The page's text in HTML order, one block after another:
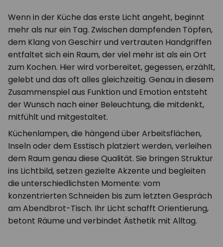
Wenn in der Küche das erste Licht angeht, beginnt
mehr als nur ein Tag. Zwischen dampfenden Töpfen,
dem Klang von Geschirr und vertrauten Handgriffen
entfaltet sich ein Raum, der viel mehr ist als ein Ort
zum Kochen. Hier wird vorbereitet, gegessen, erzählt,
gelebt und das oft alles gleichzeitig. Genau in diesem
Zusammenspiel aus Funktion und Emotion entsteht
der Wunsch nach einer Beleuchtung, die mitdenkt,
mitfühlt und mitgestaltet.
Küchenlampen, die hängend über Arbeitsflächen,
Inseln oder dem Esstisch platziert werden, verleihen
dem Raum genau diese Qualität. Sie bringen Struktur
ins Lichtbild, setzen gezielte Akzente und begleiten
die unterschiedlichsten Momente: vom
konzentrierten Schneiden bis zum letzten Gespräch
am Abendbrot-Tisch. Ihr Licht schafft Orientierung,
betont Räume und verbindet Ästhetik mit Alltag.